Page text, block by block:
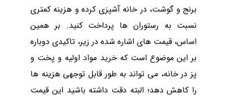
برنج و گوشت، در خانه آشپزی کرده و هزینه کمتری
نسبت به رستوران ها پرداخت کنید. بر همین
اساس، قیمت های اشاره شده در زیر، تاکیدی دوباره
بر این موضوع است که خرید مواد اولیه و پخت و
پز در خانه، می ‌تواند به ‌طور قابل توجهی هزینه ها
را کاهش دهد؛ البته دقت داشته باشید این قیمت